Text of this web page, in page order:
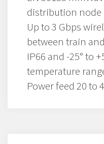
distribution node
Up to 3 Gbps
between train
IP66 and -25° to
temperature
Power feed 20 to